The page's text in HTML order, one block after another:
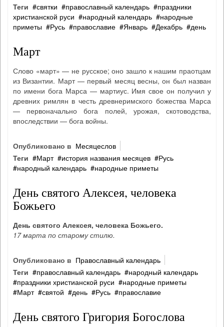
Теги
святки православный календарь
праздники
христианской руси
народный календарь
народные
приметы
Русь православие Январь Декабрь день
Март
Слово «март» — не русское; оно зашло к нашим праотцам
из Византии. Март — первый месяц весны, он был назван
по имени бога Марса — мартиус. Имя свое он получил у
древних римлян в честь древнеримского божества Марса
— первоначально бога полей, урожая, скотоводства,
впоследствии — бога войны.
Опубликовано в Месяцеслов
Теги
Март история названия месяцев
Русь
народный календарь
народные приметы
День святого Алексея, человека
Божьего
День святого Алексея, человека Божьего.
17 марта по старому стилю.
Опубликовано в Православный календарь
Теги
православный календарь
народный календарь
праздники христианской руси
народные приметы
Март
святой день Русь православие
День святого Григория Богослова